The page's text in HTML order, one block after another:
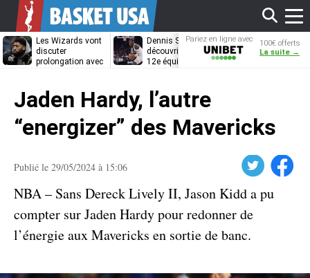
Les Wizards vont
discuter
prolongation avec
Dennis Schröder
découvrira-t-il une
12e équipe
Les Grizzlies
cherchent
Pariez en ligne avec
Unibet
100€ offerts
La suite →
Jaden Hardy, l’autre
“energizer” des Mavericks
Publié le 29/05/2024 à 15:06 Facebook
NBA – Sans Dereck Lively II, Jason Kidd a pu
compter sur Jaden Hardy pour redonner de
l’énergie aux Mavericks en sortie de banc.